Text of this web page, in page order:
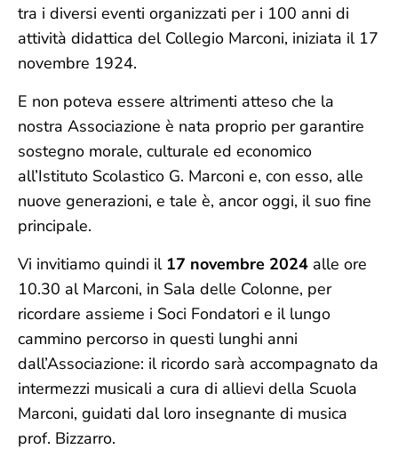
tra i diversi eventi organizzati per i 100 anni di
attività didattica del Collegio Marconi, iniziata il 17
novembre 1924.
E non poteva essere altrimenti atteso che la
nostra Associazione è nata proprio per garantire
sostegno morale, culturale ed economico
all’Istituto Scolastico G. Marconi e, con esso, alle
nuove generazioni, e tale è, ancor oggi, il suo fine
principale.
Vi invitiamo quindi il 17 novembre 2024 alle ore
10.30 al Marconi, in Sala delle Colonne, per
ricordare assieme i Soci Fondatori e il lungo
cammino percorso in questi lunghi anni
dall’Associazione: il ricordo sarà accompagnato da
intermezzi musicali a cura di allievi della Scuola
Marconi, guidati dal loro insegnante di musica
prof. Bizzarro.